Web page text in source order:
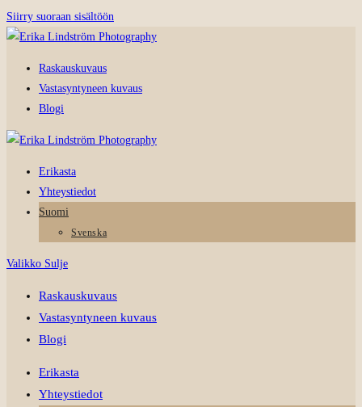
Siirry suoraan sisältöön
Raskauskuvaus
Vastasyntyneen kuvaus
Blogi
Erikasta
Yhteystiedot
Suomi
Svenska
Valikko Sulje
Raskauskuvaus
Vastasyntyneen kuvaus
Blogi
Erikasta
Yhteystiedot